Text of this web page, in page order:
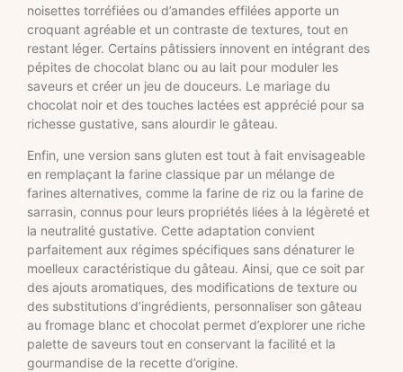
noisettes torréfiées ou d’amandes effilées apporte un
croquant agréable et un contraste de textures, tout en
restant léger. Certains pâtissiers innovent en intégrant des
pépites de chocolat blanc ou au lait pour moduler les
saveurs et créer un jeu de douceurs. Le mariage du
chocolat noir et des touches lactées est apprécié pour sa
richesse gustative, sans alourdir le gâteau.
Enfin, une version sans gluten est tout à fait envisageable
en remplaçant la farine classique par un mélange de
farines alternatives, comme la farine de riz ou la farine de
sarrasin, connus pour leurs propriétés liées à la légèreté et
la neutralité gustative. Cette adaptation convient
parfaitement aux régimes spécifiques sans dénaturer le
moelleux caractéristique du gâteau. Ainsi, que ce soit par
des ajouts aromatiques, des modifications de texture ou
des substitutions d’ingrédients, personnaliser son gâteau
au fromage blanc et chocolat permet d’explorer une riche
palette de saveurs tout en conservant la facilité et la
gourmandise de la recette d’origine.